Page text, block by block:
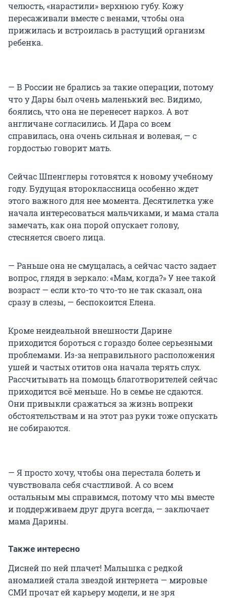
челюсть, «нарастили» верхнюю губу. Кожу
пересаживали вместе с венами, чтобы она
прижилась и встроилась в растущий организм
ребенка.
— В России не брались за такие операции, потому
что у Дары был очень маленький вес. Видимо,
боялись, что она не перенесет наркоз. А вот
англичане согласились. И Дара со всем
справилась, она очень сильная и волевая, — с
гордостью говорит мать.
Сейчас Шпенглеры готовятся к новому учебному
году. Будущая второклассница особенно ждет
этого важного для нее момента. Десятилетка уже
начала интересоваться мальчиками, и мама стала
замечать, как она порой опускает голову,
стесняется своего лица.
— Раньше она не смущалась, а сейчас часто задает
вопрос, глядя в зеркало: «Мам, когда?» У нее такой
возраст — если кто-то что-то не так сказал, она
сразу в слезы, — беспокоится Елена.
Кроме неидеальной внешности Дарине
приходится бороться с гораздо более серьезными
проблемами. Из-за неправильного расположения
ушей и частых отитов она начала терять слух.
Рассчитывать на помощь благотворителей сейчас
приходится всё меньше. Но в семье не сдаются.
Они привыкли сражаться за жизнь вопреки
обстоятельствам и на этот раз руки тоже опускать
не собираются.
— Я просто хочу, чтобы она перестала болеть и
чувствовала себя счастливой. А со всем
остальным мы справимся, потому что мы вместе
и поддерживаем друг друга всегда, — заключает
мама Дарины.
Также интересно
Дисней по ней плачет! Малышка с редкой
аномалией стала звездой интернета — мировые
СМИ прочат ей карьеру модели, и не зря